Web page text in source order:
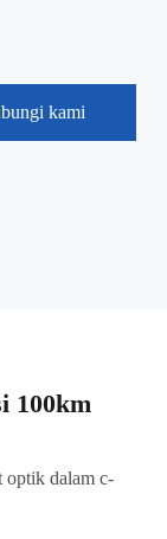
kami
100km
optik dalam c-